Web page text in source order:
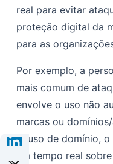
real para evitar
proteção digital da
para as
Por exemplo, a
mais comum de
envolve o uso não
marcas ou
abuso de domínio,
em tempo real